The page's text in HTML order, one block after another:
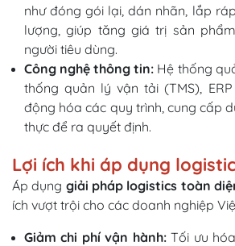
như đóng gói lại, dán nhãn, lắp
lượng, giúp tăng giá trị sản
người tiêu dùng.
Công nghệ thông tin: Hệ thống
thống quản lý vận tải (TMS),
động hóa các quy trình, cung cấp
thực để ra quyết định.
Lợi ích khi áp dụng
Áp dụng giải pháp logistics toàn
ích vượt trội cho các doanh nghiệp
Giảm chi phí vận hành:Tối ưu